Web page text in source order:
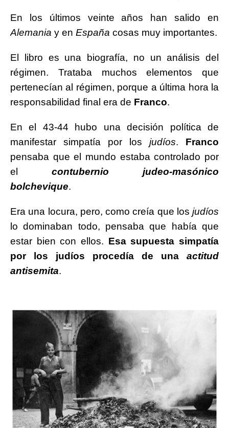
En los últimos veinte años han salido en
Alemania y en España cosas muy importantes.
El libro es una biografía, no un análisis del
régimen. Trataba muchos elementos que
pertenecían al régimen, porque a última hora la
responsabilidad final era de Franco.
En el 43-44 hubo una decisión política de
manifestar simpatía por los judíos. Franco
pensaba que el mundo estaba controlado por
el contubernio judeo-masónico
bolchevique.
Era una locura, pero, como creía que los judíos
lo dominaban todo, pensaba que había que
estar bien con ellos. Esa supuesta simpatía
por los judíos procedía de una actitud
antisemita.